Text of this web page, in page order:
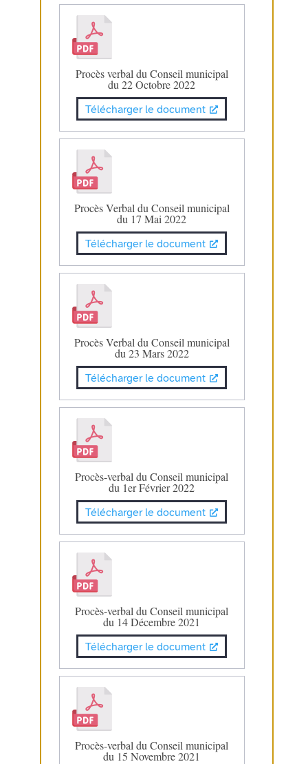
Procès verbal du Conseil municipal
du 22 Octobre 2022
Télécharger le document
Procès Verbal du Conseil municipal
du 17 Mai 2022
Télécharger le document
Procès Verbal du Conseil municipal
du 23 Mars 2022
Télécharger le document
Procès-verbal du Conseil municipal
du 1er Février 2022
Télécharger le document
Procès-verbal du Conseil municipal
du 14 Décembre 2021
Télécharger le document
Procès-verbal du Conseil municipal
du 15 Novembre 2021